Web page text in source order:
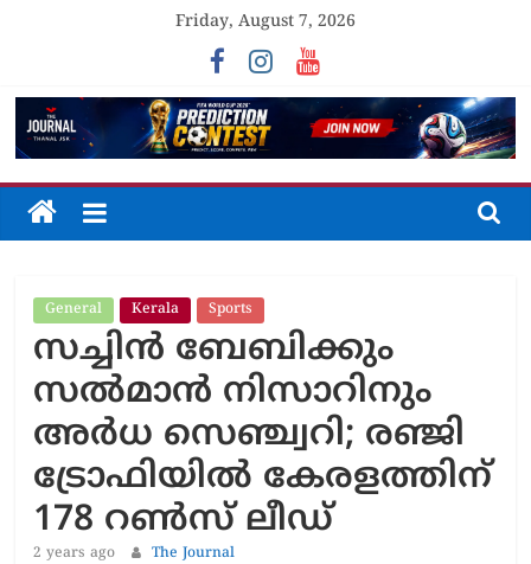
Friday, August 7, 2026
The
Unfolding
The
General Kerala Sports
സച്ചിൻ ബേബിക്കും
സൽമാൻ നിസാറിനും
അർധ സെഞ്ച്വറി; രഞ്ജി
ട്രോഫിയിൽ കേരളത്തിന്
178 റൺസ് ലീഡ്
2 years ago The Journal